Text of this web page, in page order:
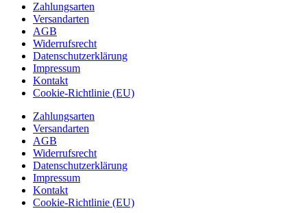
Zahlungsarten
Versandarten
AGB
Widerrufsrecht
Datenschutzerklärung
Impressum
Kontakt
Cookie-Richtlinie (EU)
Zahlungsarten
Versandarten
AGB
Widerrufsrecht
Datenschutzerklärung
Impressum
Kontakt
Cookie-Richtlinie (EU)